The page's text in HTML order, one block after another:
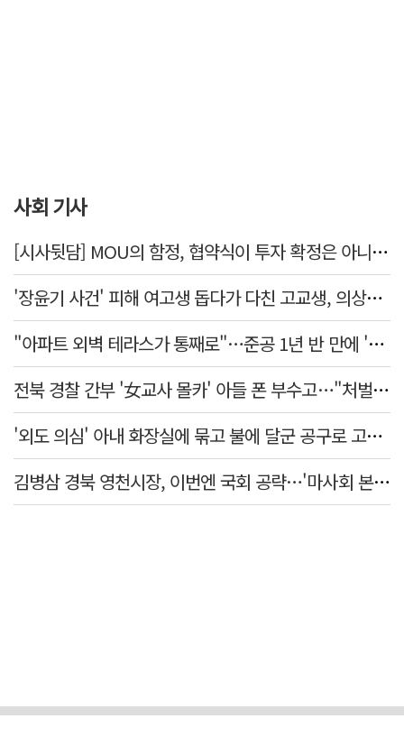
사회 기사
[시사뒷담] MOU의 함정, 협약식이 투자 확정은 아니긴 해
'장윤기 사건' 피해 여고생 돕다가 다친 고교생, 의상자 인정
"아파트 외벽 테라스가 통째로"…준공 1년 반 만에 '아찔 사고'
전북 경찰 간부 '女교사 몰카' 아들 폰 부수고…"처벌 못하는 사안" 내부망에 글
'외도 의심' 아내 화장실에 묶고 불에 달군 공구로 고문…남편 검거
김병삼 경북 영천시장, 이번엔 국회 공략…'마사회 본사 이전·광역교통망 확충' 요청